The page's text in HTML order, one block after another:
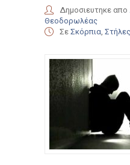
Δημοσιευτηκε απο
Θεοδορωλέας
Σε Σκόρπια, Στήλες